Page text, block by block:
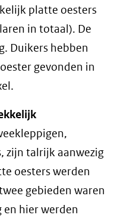
platte oesters
in totaal). De
Duikers hebben
gevonden in
zijn talrijk aanwezig
oesters werden
gebieden waren
en hier werden